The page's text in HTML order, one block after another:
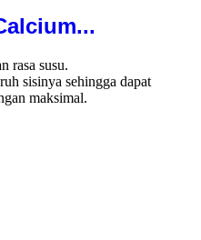
rasa susu.
sisinya sehingga dapat
maksimal.